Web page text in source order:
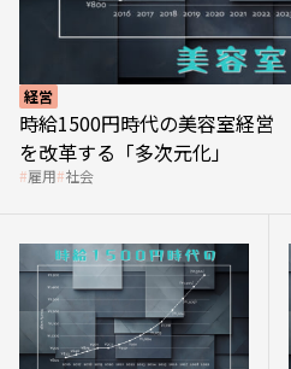
経営
時給1500円時代の美容室経
を改革する「多次元化」
雇用 社会